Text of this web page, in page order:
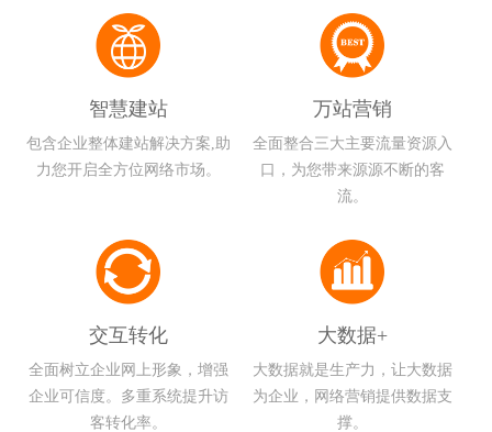
智慧建站
包含企业整体建站解决方案,助
力您开启全方位网络市场。
万站营销
全面整合三大主要流量资源入
口，为您带来源源不断的客
流。
交互转化
全面树立企业网上形象，增强
企业可信度。多重系统提升访
客转化率。
大数据+
大数据就是生产力，让大数据
为企业，网络营销提供数据支
撑。